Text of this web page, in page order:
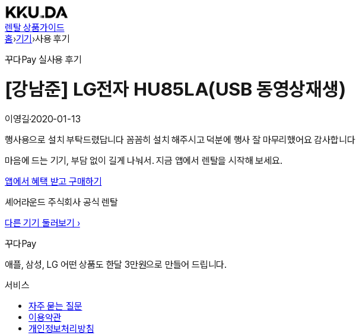
렌탈 상품가이드
홈›기기›사용 후기
꾸다Pay 실사용 후기
[강남준] LG전자 HU85LA(USB 동영상재생)
이영길·2020-01-13
행사용으로 설치 부탁드렸답니다 꼼꼼히 설치 해주시고 덕분에 행사 잘 마무리했어요 감사합니다
마음에 드는 기기, 부담 없이 길게 나눠서. 지금 앱에서 렌탈을 시작해 보세요.
앱에서 혜택 받고 구매하기
셰어라운드 주식회사 공식 렌탈
다른 기기 둘러보기 ›
꾸다Pay
애플, 삼성, LG 어떤 상품도 한달 3만원으로 만들어 드립니다.
서비스
자주 묻는 질문
이용약관
개인정보처리방침